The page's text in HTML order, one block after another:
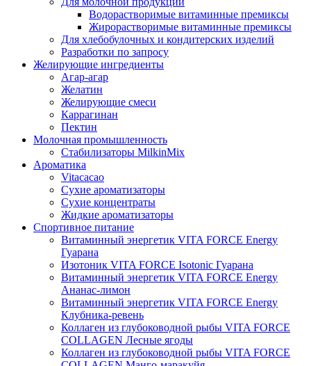
Водорастворимые витаминные премиксы
Жирорастворимые витаминные премиксы
Для хлебобулочных и кондитерских изделий
Разработки по запросу
Желирующие ингредиенты
Агар-агар
Желатин
Желирующие смеси
Каррагинан
Пектин
Молочная промышленность
Стабилизаторы MilkinMix
Ароматика
Vitacacao
Сухие ароматизаторы
Сухие концентраты
Жидкие ароматизаторы
Спортивное питание
Витаминный энергетик VITA FORCE Energy
Гуарана
Изотоник VITA FORCE Isotonic Гуарана
Витаминный энергетик VITA FORCE Energy
Ананас-лимон
Витаминный энергетик VITA FORCE Energy
Клубника-ревень
Коллаген из глубоководной рыбы VITA FORCE
COLLAGEN Лесные ягоды
Коллаген из глубоководной рыбы VITA FORCE